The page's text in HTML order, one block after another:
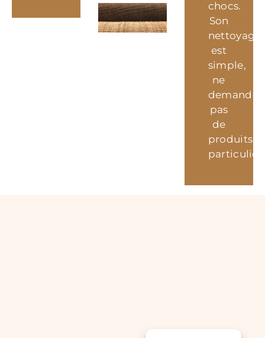
chocs.
Son
nettoyage
est
simple,
ne
demande
pas
de
produits